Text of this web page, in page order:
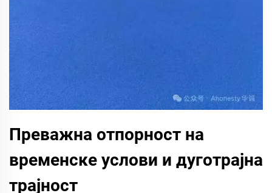
Преважна отпорност на
временске услови и дуготрајна
трајност